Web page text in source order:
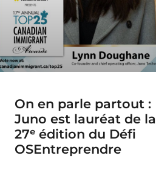
On en parle partout :
Juno est lauréat de la
27ᵉ édition du Défi
OSEntreprendre